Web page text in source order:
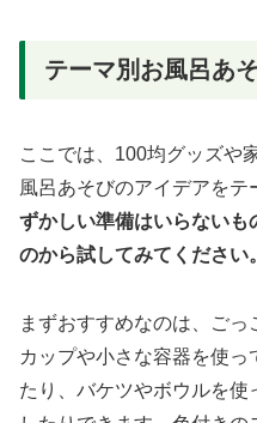
テーマ別お風呂あ
ここでは、100均グッズや
風呂あそびのアイデアをテ
ずかしい準備はいらないも
のから試してみてください。
まずおすすめなのは、ご
カップや小さな容器を使
たり、バケツやボウルを